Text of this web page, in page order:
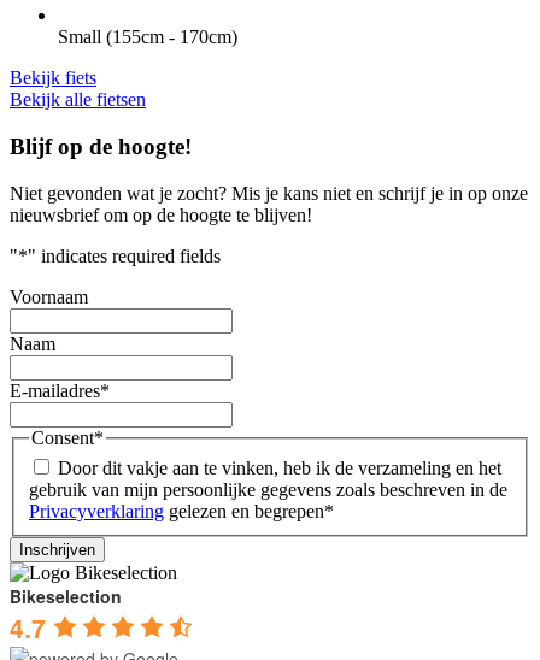
Small (155cm - 170cm)
Bekijk fiets
Bekijk alle fietsen
Blijf op de hoogte!
Niet gevonden wat je zocht? Mis je kans niet en schrijf je in op onze
nieuwsbrief om op de hoogte te blijven!
"*" indicates required fields
Voornaam
Naam
E-mailadres*
Consent*
Door dit vakje aan te vinken, heb ik de verzameling en het
gebruik van mijn persoonlijke gegevens zoals beschreven in de
Privacyverklaring gelezen en begrepen*
Bikeselection
4.7